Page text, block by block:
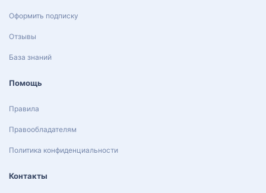
Оформить подписку
Отзывы
База знаний
Помощь
Правила
Правообладателям
Политика конфиденциальности
Контакты